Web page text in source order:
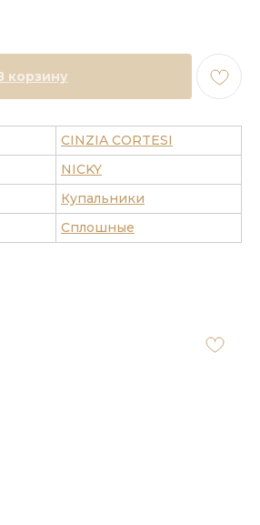
корзину
CINZIA CORTESI
NICKY
Купальники
Сплошные